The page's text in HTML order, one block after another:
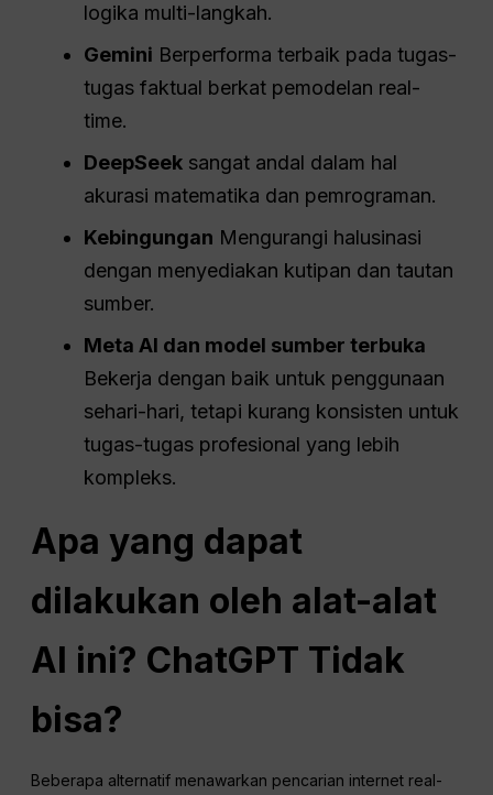
logika multi-langkah.
Gemini Berperforma terbaik pada tugas-
tugas faktual berkat pemodelan real-
time.
DeepSeek sangat andal dalam hal
akurasi matematika dan pemrograman.
Kebingungan Mengurangi halusinasi
dengan menyediakan kutipan dan tautan
sumber.
Meta AI dan model sumber terbuka
Bekerja dengan baik untuk penggunaan
sehari-hari, tetapi kurang konsisten untuk
tugas-tugas profesional yang lebih
kompleks.
Apa yang dapat
dilakukan oleh alat-alat
AI ini? ChatGPT Tidak
bisa?
Beberapa alternatif menawarkan pencarian internet real-